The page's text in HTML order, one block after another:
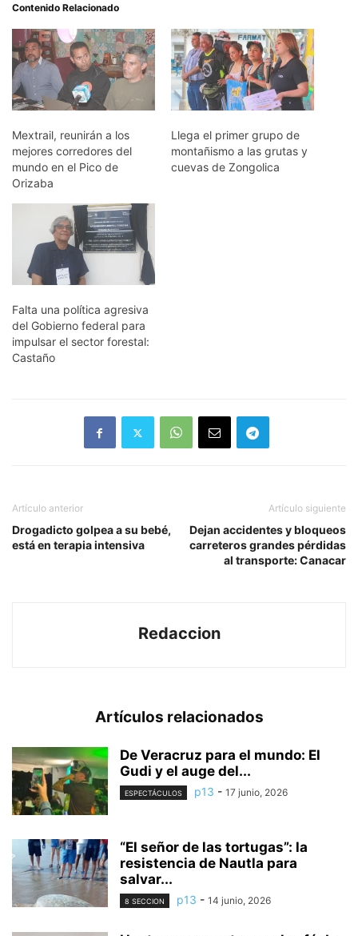
Contenido Relacionado
Mextrail, reunirán a los
mejores corredores del
mundo en el Pico de
Orizaba
Llega el primer grupo de
montañismo a las grutas y
cuevas de Zongolica
Falta una política agresiva
del Gobierno federal para
impulsar el sector forestal:
Castaño
Artículo anterior
Drogadicto golpea a su bebé,
está en terapia intensiva
Artículo siguiente
Dejan accidentes y bloqueos
carreteros grandes pérdidas
al transporte: Canacar
Redaccion
Artículos relacionados
De Veracruz para el mundo: El
Gudi y el auge del...
ESPECTÁCULOS p13 - 17 junio, 2026
“El señor de las tortugas”: la
resistencia de Nautla para
salvar...
8 SECCION p13 - 14 junio, 2026